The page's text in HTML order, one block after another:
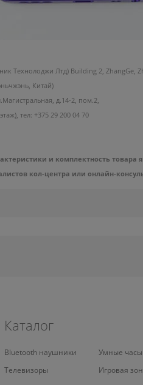
Технолоджи Лтд) Building 2, ZhangGe,
Китай)
д.14-2, пом.2,
тел: +375 29 200 04 70
и комплектность
кол-центра или онлайн-
Каталог
Bluetooth наушники
Телевизоры
Умные часы
Игровая